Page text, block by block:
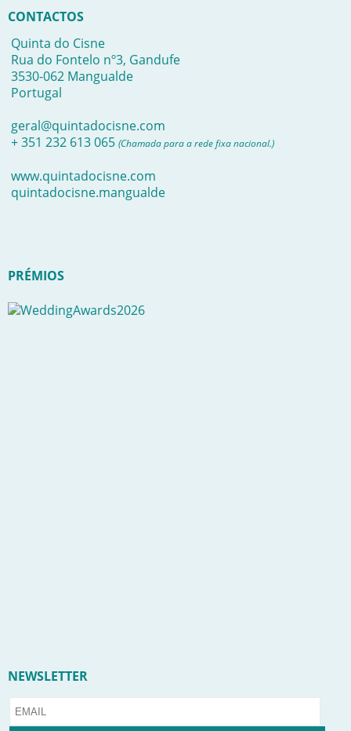
CONTACTOS
Quinta do Cisne
Rua do Fontelo nº3, Gandufe
3530-062 Mangualde
Portugal
geral@quintadocisne.com
+ 351 232 613 065 (Chamada para a rede fixa nacional.)
www.quintadocisne.com
quintadocisne.mangualde
PRÉMIOS
NEWSLETTER